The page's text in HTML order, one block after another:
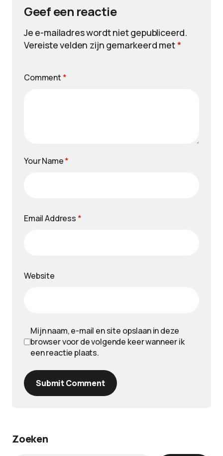
Geef een reactie
Je e-mailadres wordt niet gepubliceerd.
Vereiste velden zijn gemarkeerd met*
Comment *
Your Name*
Email Address *
Website
Mijn naam, e-mail en site opslaan in deze
browser voor de volgende keer wanneer ik
een reactie plaats.
Submit Comment
Zoeken